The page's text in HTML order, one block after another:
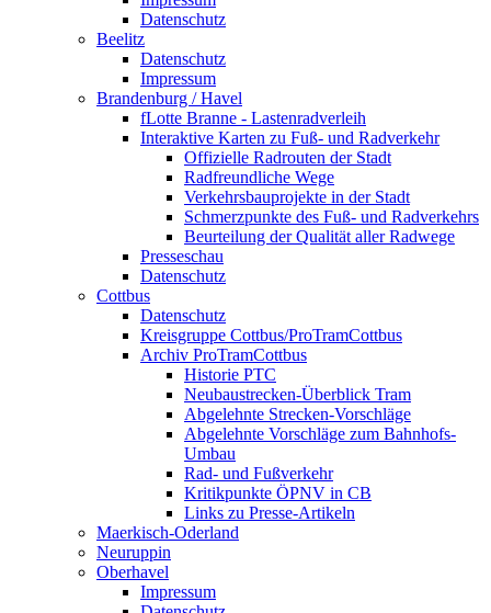
Datenschutz
Beelitz
Datenschutz
Impressum
Brandenburg / Havel
fLotte Branne - Lastenradverleih
Interaktive Karten zu Fuß- und Radverkehr
Offizielle Radrouten der Stadt
Radfreundliche Wege
Verkehrsbauprojekte in der Stadt
Schmerzpunkte des Fuß- und Radverkehrs
Beurteilung der Qualität aller Radwege
Presseschau
Datenschutz
Cottbus
Datenschutz
Kreisgruppe Cottbus/ProTramCottbus
Archiv ProTramCottbus
Historie PTC
Neubaustrecken-Überblick Tram
Abgelehnte Strecken-Vorschläge
Abgelehnte Vorschläge zum Bahnhofs-
Umbau
Rad- und Fußverkehr
Kritikpunkte ÖPNV in CB
Links zu Presse-Artikeln
Maerkisch-Oderland
Neuruppin
Oberhavel
Impressum